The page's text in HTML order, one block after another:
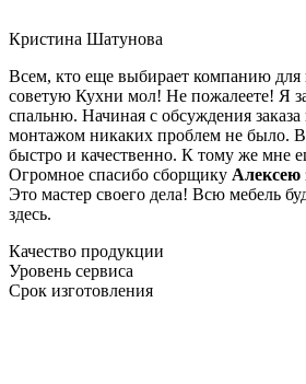
Кристина Шатунова
Всем, кто еще выбирает компанию для
советую Кухни мол! Не пожалеете! Я
спальню. Начиная с обсуждения заказа
монтажом никаких проблем не было.
быстро и качественно. К тому же мне
Огромное спасибо сборщику Алексею
Это мастер своего дела! Всю мебель
здесь.
Качество продукции
Уровень сервиса
Срок изготовления